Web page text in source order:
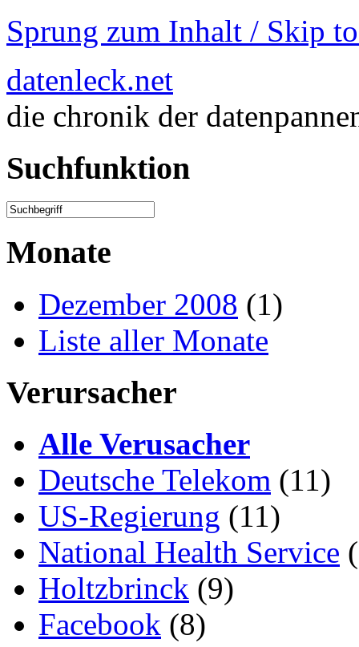
Sprung zum Inhalt / Skip
datenleck.net
die chronik der
Suchfunktion
Monate
Dezember 2008 (1)
Liste aller Monate
Verursacher
Alle Verusacher
Deutsche Telekom (11)
US-Regierung (11)
National Health Service
Holtzbrinck (9)
Facebook (8)